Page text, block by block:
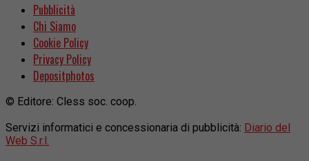
Pubblicità
Chi Siamo
Cookie Policy
Privacy Policy
Depositphotos
© Editore: Cless soc. coop.
Servizi informatici e concessionaria di pubblicità: Diario del
Web S.r.l.